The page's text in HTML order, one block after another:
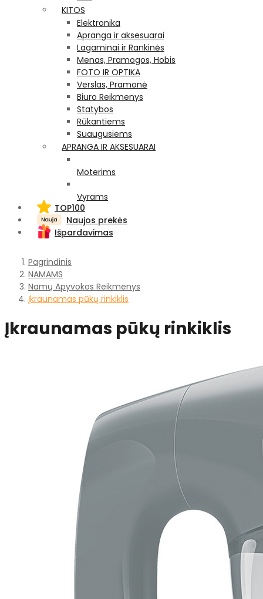
KITOS
Elektronika
Apranga ir aksesuarai
Lagaminai ir Rankinės
Menas, Pramogos, Hobis
FOTO IR OPTIKA
Verslas, Pramonė
Biuro Reikmenys
Statybos
Rūkantiems
Suaugusiems
APRANGA IR AKSESUARAI
Moterims
Vyrams
TOP100
Naujos prekės
Išpardavimas
Pagrindinis
NAMAMS
Namų Apyvokos Reikmenys
Įkraunamas pūkų rinkiklis
Įkraunamas pūkų rinkiklis